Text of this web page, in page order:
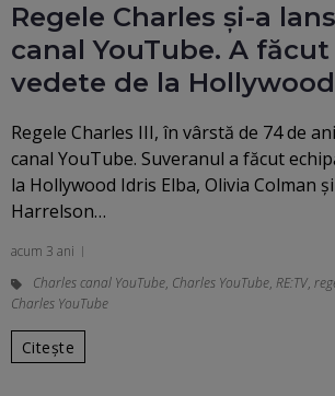
Regele Charles și-a
canal YouTube. A
vedete de la
Regele Charles III, în vârstă de 74 de
canal YouTube. Suveranul a făcut
la Hollywood Idris Elba, Olivia Colman
Harrelson…
acum 3 ani
Charles canal YouTube, Charles YouTube, RE:TV,
Charles YouTube
Citește